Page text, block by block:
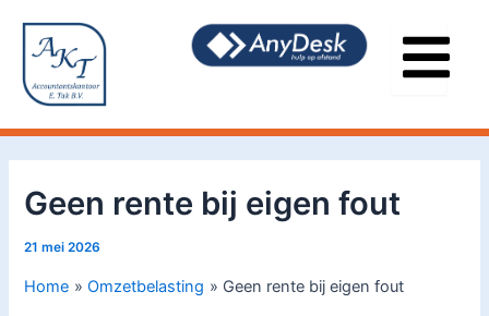
inhoud
Geen rente bij eigen fout
21 mei 2026
Home Omzetbelasting Geen rente bij eigen fout
navigatie